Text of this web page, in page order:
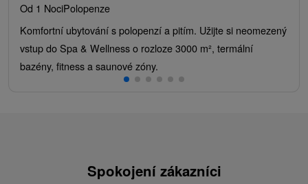
Od 1 NociPolopenze
Komfortní ubytování s polopenzí a pitím. Užijte si neomezený
vstup do Spa & Wellness o rozloze 3000 m², termální
bazény, fitness a saunové zóny.
Spokojení zákazníci